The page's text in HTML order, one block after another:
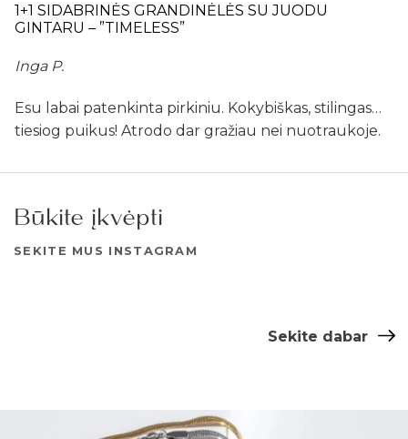
1+1 SIDABRINĖS GRANDINĖLĖS SU JUODU
GINTARU – ”TIMELESS”
Inga P.
Esu labai patenkinta pirkiniu. Kokybiškas, stilingas…
tiesiog puikus! Atrodo dar gražiau nei nuotraukoje.
Būkite įkvėpti
SEKITE MUS INSTAGRAM
Sekite dabar